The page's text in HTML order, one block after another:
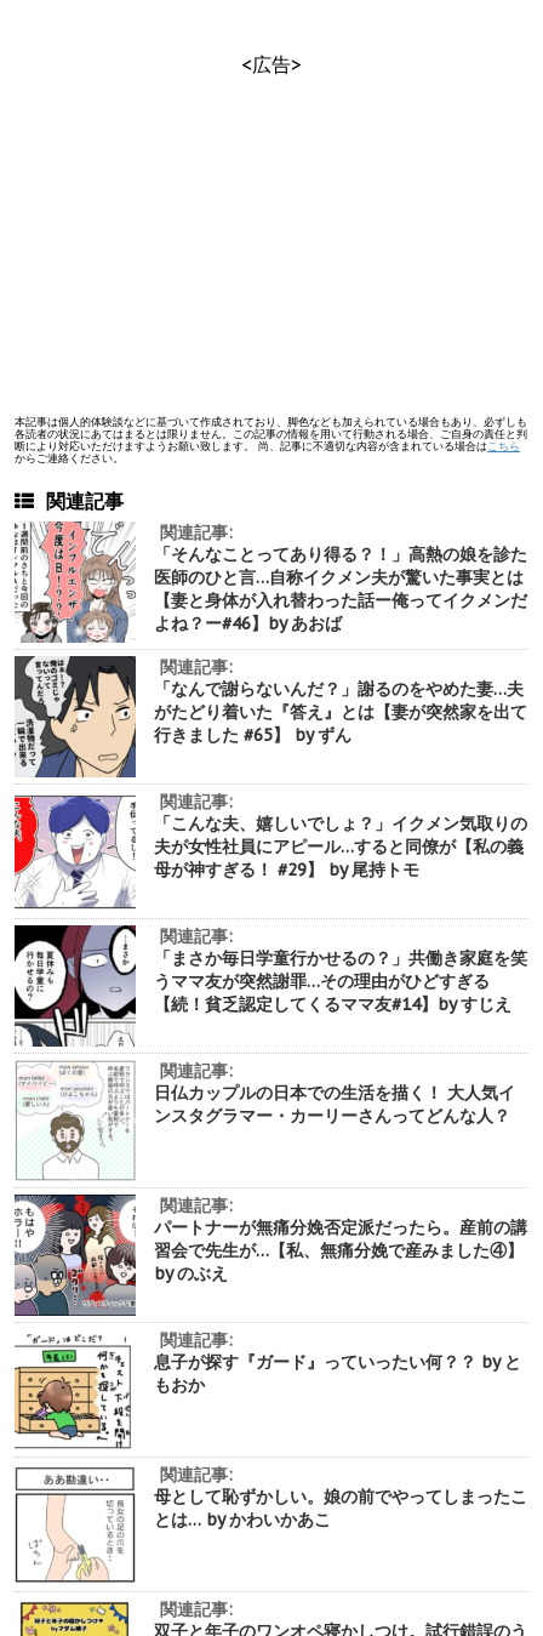
<広告>
本記事は個人的体験談などに基づいて作成されており、脚色なども加えられている場合もあり、必ずしも
各読者の状況にあてはまるとは限りません。この記事の情報を用いて行動される場合、ご自身の責任と判
断により対応いただけますようお願い致します。 尚、記事に不適切な内容が含まれている場合は こちら
からご連絡ください。
関連記事
関連記事:
「そんなことってあり得る？！」高熱の娘を診た
医師のひと言…自称イクメン夫が驚いた事実とは
【妻と身体が入れ替わった話ー俺ってイクメンだ
よね？ー#46】by あおば
関連記事:
「なんで謝らないんだ？」謝るのをやめた妻…夫
がたどり着いた『答え』とは【妻が突然家を出て
行きました #65】 by ずん
関連記事:
「こんな夫、嬉しいでしょ？」イクメン気取りの
夫が女性社員にアピール…すると同僚が【私の義
母が神すぎる！ #29】 by 尾持トモ
関連記事:
「まさか毎日学童行かせるの？」共働き家庭を笑
うママ友が突然謝罪…その理由がひどすぎる
【続！貧乏認定してくるママ友#14】by すじえ
関連記事:
日仏カップルの日本での生活を描く！ 大人気イ
ンスタグラマー・カーリーさんってどんな人？
関連記事:
パートナーが無痛分娩否定派だったら。産前の講
習会で先生が…【私、無痛分娩で産みました④】
by のぶえ
関連記事:
息子が探す『ガード』っていったい何？？ by と
もおか
関連記事:
母として恥ずかしい。娘の前でやってしまったこ
とは… by かわいかあこ
関連記事:
双子と年子のワンオペ寝かしつけ。試行錯誤のう